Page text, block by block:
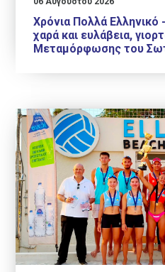
Χρόνια Πολλά Ελληνικό
χαρά και ευλάβεια,
Μεταμόρφωσης του